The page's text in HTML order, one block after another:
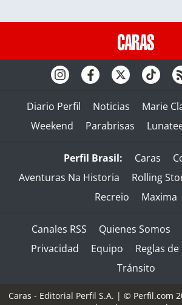
Diario Perfil Noticias Marie
Weekend
Parabrisas
Perfil Brasil: Caras
Aventuras Na Historia
Rolling
Recreio
Maxima
Canales RSS Quienes Somos
Privacidad
Equipo
Reglas
Tránsito
Caras - Editorial Perfil S.A. | © Perfil.com